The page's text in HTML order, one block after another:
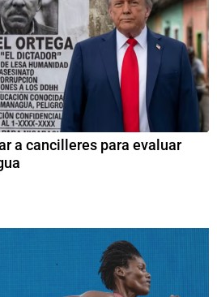
a cancilleres para evaluar